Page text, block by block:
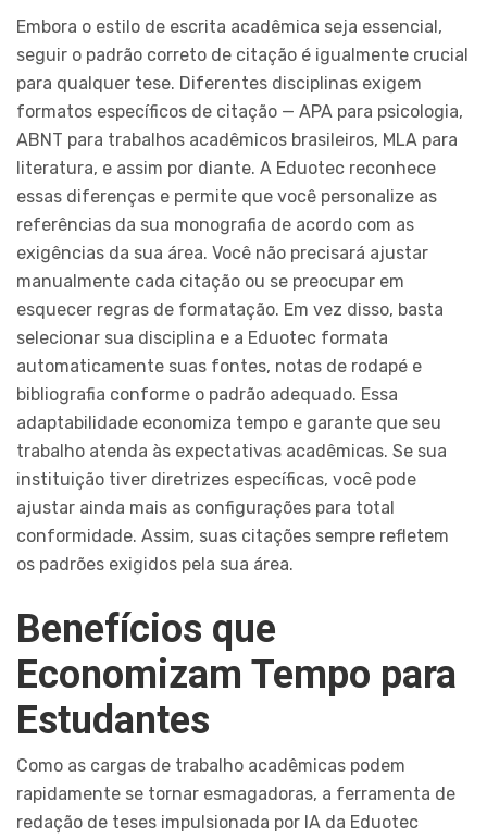
Embora o estilo de escrita acadêmica seja essencial,
seguir o padrão correto de citação é igualmente crucial
para qualquer tese. Diferentes disciplinas exigem
formatos específicos de citação — APA para psicologia,
ABNT para trabalhos acadêmicos brasileiros, MLA para
literatura, e assim por diante. A Eduotec reconhece
essas diferenças e permite que você personalize as
referências da sua monografia de acordo com as
exigências da sua área. Você não precisará ajustar
manualmente cada citação ou se preocupar em
esquecer regras de formatação. Em vez disso, basta
selecionar sua disciplina e a Eduotec formata
automaticamente suas fontes, notas de rodapé e
bibliografia conforme o padrão adequado. Essa
adaptabilidade economiza tempo e garante que seu
trabalho atenda às expectativas acadêmicas. Se sua
instituição tiver diretrizes específicas, você pode
ajustar ainda mais as configurações para total
conformidade. Assim, suas citações sempre refletem
os padrões exigidos pela sua área.
Benefícios que
Economizam Tempo para
Estudantes
Como as cargas de trabalho acadêmicas podem
rapidamente se tornar esmagadoras, a ferramenta de
redação de teses impulsionada por IA da Eduotec